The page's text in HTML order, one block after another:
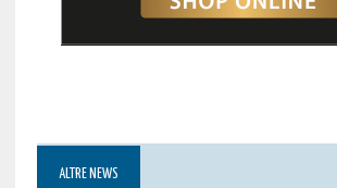
ALTRE NEWS